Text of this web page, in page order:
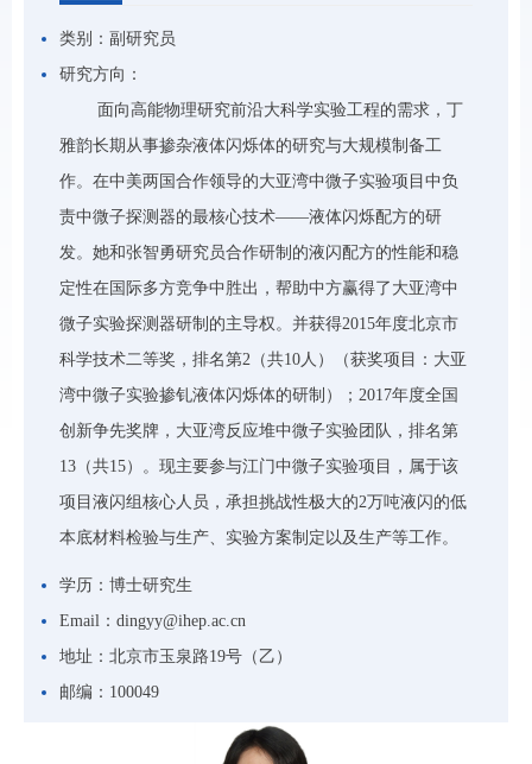
类别： 副研究员
研究方向：
面向高能物理研究前沿大科学实验工程的需求，丁
雅韵长期从事掺杂液体闪烁体的研究与大规模制备工
作。在中美两国合作领导的大亚湾中微子实验项目中负
责中微子探测器的最核心技术——液体闪烁配方的研
发。她和张智勇研究员合作研制的液闪配方的性能和稳
定性在国际多方竞争中胜出，帮助中方赢得了大亚湾中
微子实验探测器研制的主导权。并获得2015年度北京市
科学技术二等奖，排名第2（共10人）（获奖项目：大亚
湾中微子实验掺钆液体闪烁体的研制）；2017年度全国
创新争先奖牌，大亚湾反应堆中微子实验团队，排名第
13（共15）。现主要参与江门中微子实验项目，属于该
项目液闪组核心人员，承担挑战性极大的2万吨液闪的低
本底材料检验与生产、实验方案制定以及生产等工作。
学历： 博士研究生
Email： dingyy@ihep.ac.cn
地址： 北京市玉泉路19号（乙）
邮编： 100049